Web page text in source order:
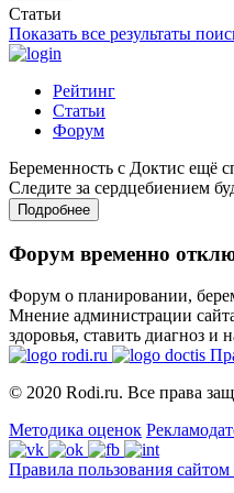
Статьи
Показать все результаты
Рейтинг
Статьи
Форум
Беременность с Доктис ещё
Следите за сердцебиением
Подробнее
Форум временно
Форум о планировании,
Мнение администрации
здоровья, ставить диагноз и
© 2020 Rodi.ru. Все права
Методика оценок
Правила пользования